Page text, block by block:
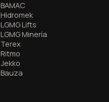
BAMAC
Hidromek
LGMG Lifts
LGMG Minería
Terex
Ritmo
Jekko
Bauza